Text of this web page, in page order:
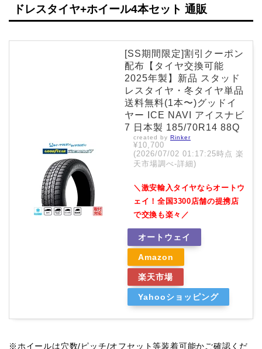
ドレスタイヤ+ホイール4本セット 通販
[SS期間限定]割引クーポン
配布【タイヤ交換可能
2025年製】新品 スタッド
レスタイヤ・冬タイヤ単品
送料無料(1本〜)グッドイ
ヤー ICE NAVI アイスナビ
7 日本製 185/70R14 88Q
created by Rinker
¥10,700
(2026/07/02 01:17:25時点 楽
天市場調べ-詳細)
＼激安輸入タイヤならオートウ
ェイ！全国3300店舗の提携店
で交換も楽々／
オートウェイ
Amazon
楽天市場
Yahooショッピング
※ホイールは穴数/ピッチ/オフセット等装着可能かご確認くだ